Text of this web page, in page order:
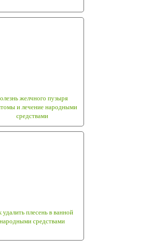
желчного пузыря
и лечение народными
средствами
удалить плесень в ванной
народными средствами